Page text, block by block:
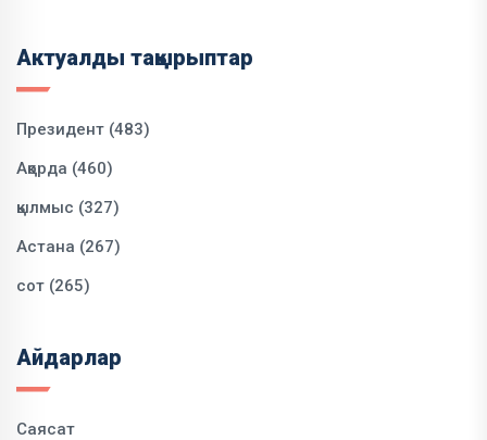
Актуалды тақырыптар
Президент (483)
Ақорда (460)
қылмыс (327)
Астана (267)
сот (265)
Айдарлар
Саясат